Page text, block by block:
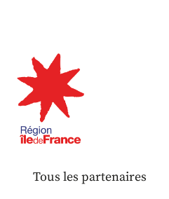
Tous les partenaires